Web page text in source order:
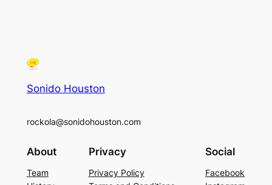
Sonido Houston
rockola@sonidohouston.com
About
Team
Privacy
Privacy Policy
Social
Facebook